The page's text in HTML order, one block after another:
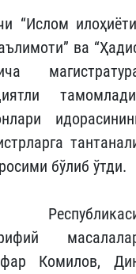
“Ислом
ва
бўлиб ўтди.
Комилов,